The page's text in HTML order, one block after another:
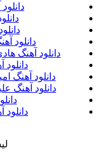
دانلود
دانلود آهنگ
دانلود آهنگ
دانلود آهنگ